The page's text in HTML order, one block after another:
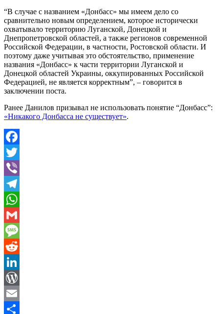
“В случае с названием «Донбасс» мы имеем дело со
сравнительно новым определением, которое исторически
охватывало территорию Луганской, Донецкой и
Днепропетровской областей, а также регионов современной
Российской Федерации, в частности, Ростовской области. И
поэтому даже учитывая это обстоятельство, применение
названия «Донбасс» к части территории Луганской и
Донецкой областей Украины, оккупированных Российской
Федерацией, не является корректным”, – говорится в
заключении поста.
Ранее Данилов призывал не использовать понятие “Донбасс”:
«Никакого Донбасса не существует».
Facebook
Twitter
Viber
Telegram
WhatsApp
Gmail
Message
Reddit
LinkedIn
WordPress
Email